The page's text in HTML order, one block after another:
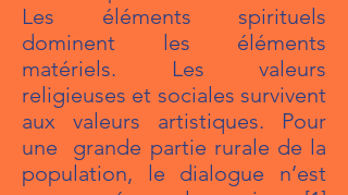
Les éléments spirituels
dominent les éléments
matériels. Les valeurs
religieuses et sociales survivent
aux valeurs artistiques. Pour
une grande partie rurale de la
population, le dialogue n’est